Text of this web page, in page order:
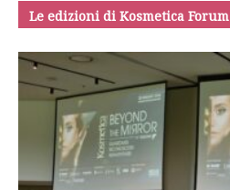
Le edizioni di Kosmetica Forum